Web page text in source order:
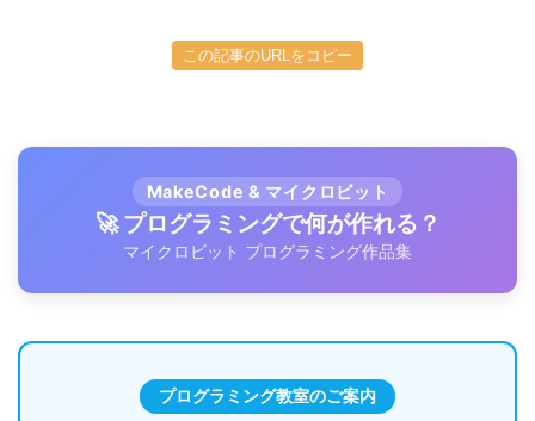
この記事のURLをコピー
MakeCode & マイクロビット
🚀 プログラミングで何が作れる？
マイクロビット プログラミング作品集
プログラミング教室のご案内